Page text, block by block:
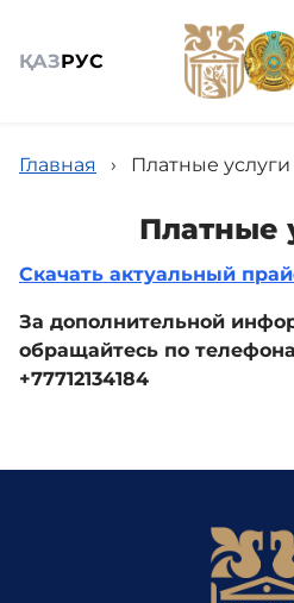
ҚАЗРУС
Общие сведения
Поликлиника
Главная › Платные услуги
Платные
Скачать актуальный
За дополнительной
обращайтесь по
+77712134184